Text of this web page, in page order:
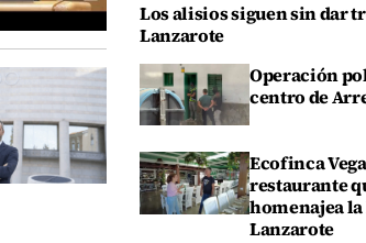
Los alisios siguen sin dar
Lanzarote
Operación
centro de
Ecofinca
restaurante
homenajea
Lanzarote